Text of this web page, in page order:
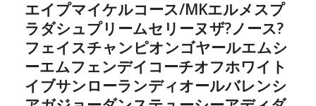
エイプマイケルコース/MKエルメスプ
ラダシュプリームセリーヌザ?ノース?
フェイスチャンピオンゴヤールエムシ
ーエムフェンデイコーチオフホワイト
イブサンローランディオールバレンシ